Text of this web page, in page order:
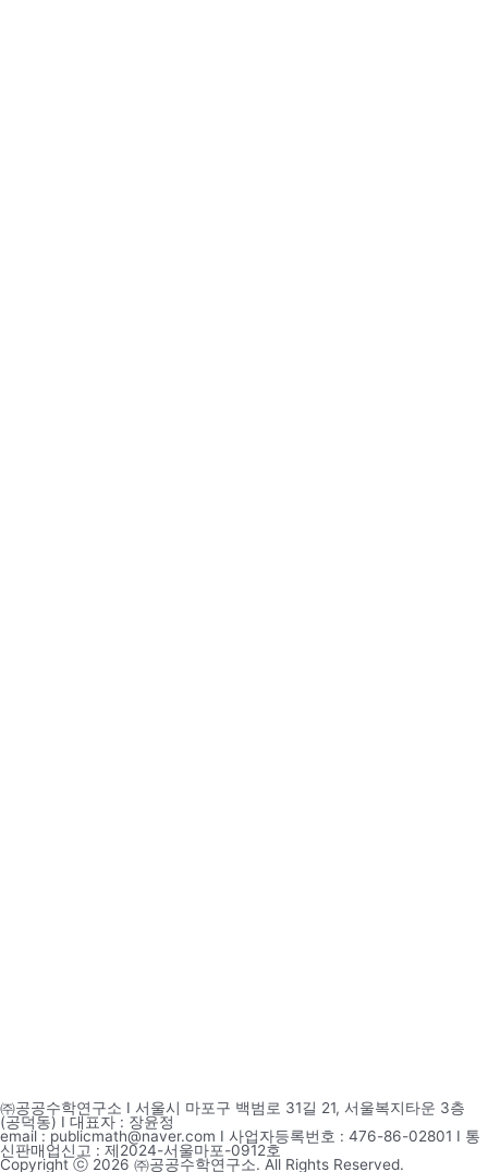
㈜공공수학연구소 I 서울시 마포구 백범로 31길 21, 서울복지타운 3층
(공덕동) I 대표자 : 장윤정
email : publicmath@naver.com I 사업자등록번호 : 476-86-02801 I 통
신판매업신고 : 제2024-서울마포-0912호
Copyright ⓒ 2026 ㈜공공수학연구소. All Rights Reserved.